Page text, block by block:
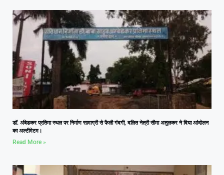
डॉ. अंबेडकर प्रतिमा स्थल पर निर्माण सामाग्री से फैली गंदगी, दलित नेत्री सीमा अतुलकर ने दिया आंदोलन
का अल्टीमेटम।
Read More »